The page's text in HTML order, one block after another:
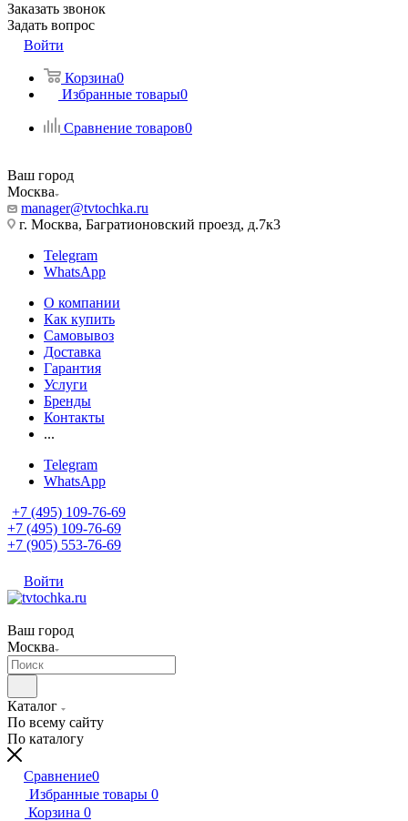
Заказать звонок
Задать вопрос
Войти
Корзина0
Избранные товары0
Сравнение товаров0
Ваш город
Москва
manager@tvtochka.ru
г. Москва, Багратионовский проезд, д.7к3
Telegram
WhatsApp
О компании
Как купить
Самовывоз
Доставка
Гарантия
Услуги
Бренды
Контакты
...
Telegram
WhatsApp
+7 (495) 109-76-69
+7 (495) 109-76-69
+7 (905) 553-76-69
Войти
Ваш город
Москва
Каталог
По всему сайту
По каталогу
Сравнение0
Избранные товары 0
Корзина 0